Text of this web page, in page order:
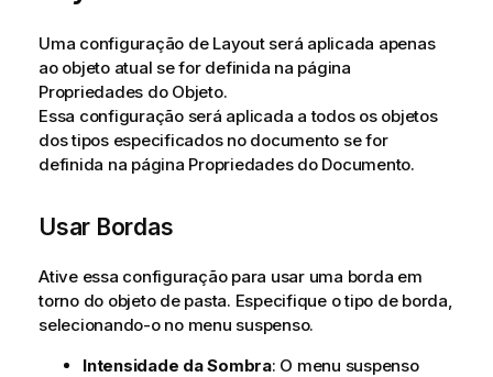
Uma configuração de Layout será aplicada apenas
ao objeto atual se for definida na página
Propriedades do Objeto.
Essa configuração será aplicada a todos os objetos
dos tipos especificados no documento se for
definida na página Propriedades do Documento.
Usar Bordas
Ative essa configuração para usar uma borda em
torno do objeto de pasta. Especifique o tipo de borda,
selecionando-o no menu suspenso.
Intensidade da Sombra: O menu suspenso